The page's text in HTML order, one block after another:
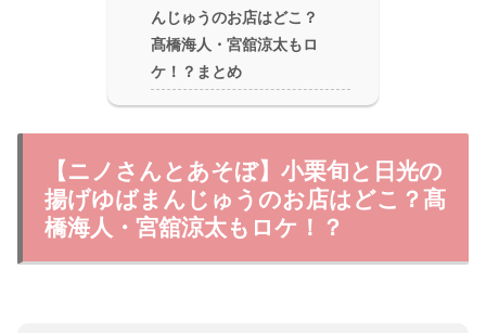
んじゅうのお店はどこ？
髙橋海人・宮舘涼太もロ
ケ！？まとめ
【ニノさんとあそぼ】小栗旬と日光の
揚げゆばまんじゅうのお店はどこ？髙
橋海人・宮舘涼太もロケ！？